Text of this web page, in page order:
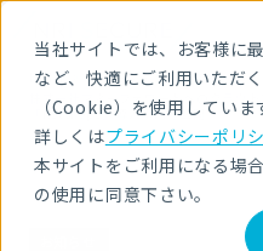
当社サイトでは、お客様に
など、快適にご利用いただ
（Cookie）を使用していま
詳しくはプライバシーポリ
本サイトをご利用になる場
の使用に同意下さい。
HOME
ニュース・トピックス
株式会社マネーフォワードへのクラウ
「Netskope」導入事例を公開